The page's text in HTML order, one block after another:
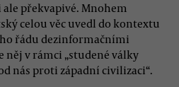
překvapivé. Mnohem
celou věc uvedl do kontextu
řádu dezinformačními
v rámci „studené války
nás proti západní civilizaci“.